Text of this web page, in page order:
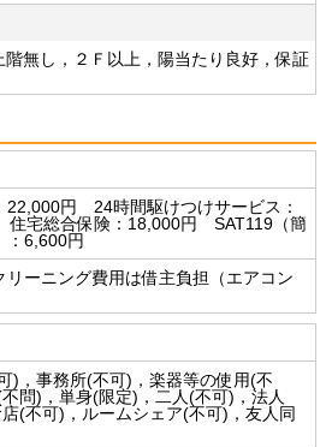
無し，２Ｆ以上，陽当たり良好，保証
22,000円 24時間駆けつけサービス：
宅総合保険：18,000円 SAT119（簡
：6,600円
リーニング費用は借主負担（エアコン
)，事務所(不可)，楽器等の使用(不
問)，単身(限定)，二人(不可)，法人
(不可)，ルームシェア(不可)，友人同